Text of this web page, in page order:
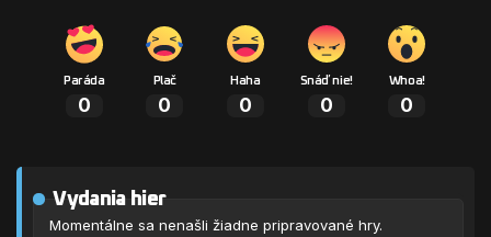
Paráda
0
Plač
0
Haha
0
Snáď nie!
0
Whoa!
0
Vydania hier
Momentálne sa nenašli žiadne pripravované hry.